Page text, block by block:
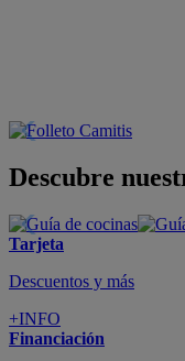
Descubre
Tarjeta
Descuentos y más
+INFO
Financiación